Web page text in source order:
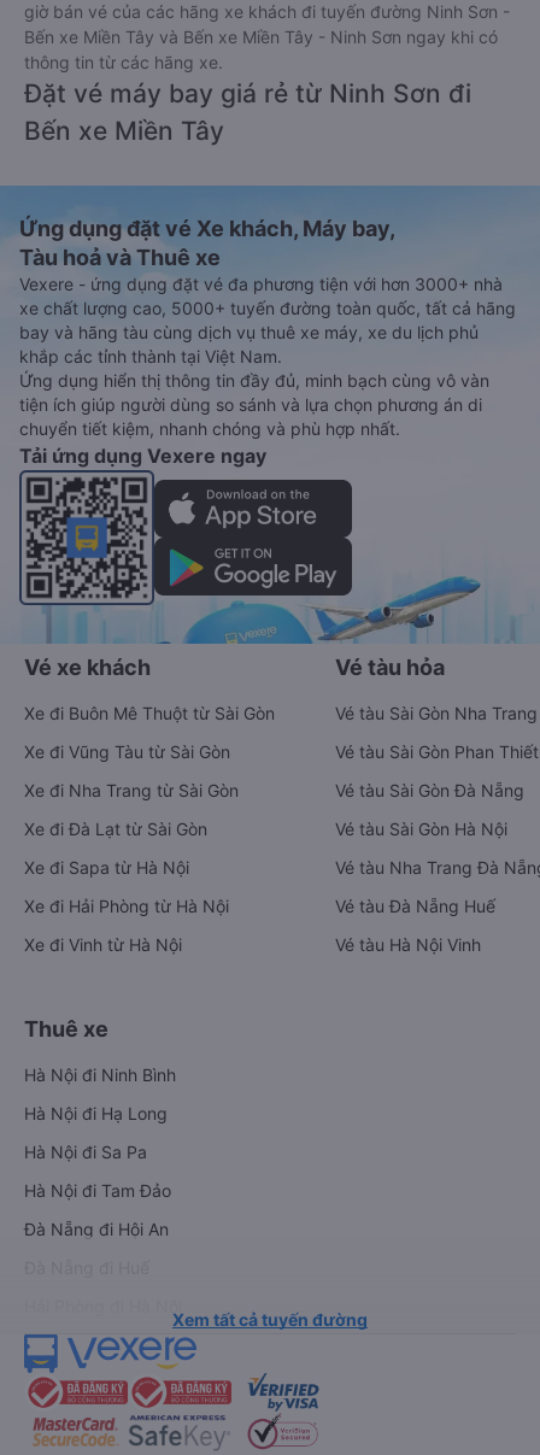
giờ bán vé của các hãng xe khách đi tuyến đường Ninh Sơn -
Bến xe Miền Tây và Bến xe Miền Tây - Ninh Sơn ngay khi có
thông tin từ các hãng xe.
Đặt vé máy bay giá rẻ từ Ninh Sơn đi
Bến xe Miền Tây
Ứng dụng đặt vé Xe khách, Máy bay,
Tàu hoả và Thuê xe
Vexere - ứng dụng đặt vé đa phương tiện với hơn 3000+ nhà
xe chất lượng cao, 5000+ tuyến đường toàn quốc, tất cả hãng
bay và hãng tàu cùng dịch vụ thuê xe máy, xe du lịch phủ
khắp các tỉnh thành tại Việt Nam.
Ứng dụng hiển thị thông tin đầy đủ, minh bạch cùng vô vàn
tiện ích giúp người dùng so sánh và lựa chọn phương án di
chuyển tiết kiệm, nhanh chóng và phù hợp nhất.
Tải ứng dụng Vexere ngay
Vé xe khách
Xe đi Buôn Mê Thuột từ Sài Gòn
Xe đi Vũng Tàu từ Sài Gòn
Xe đi Nha Trang từ Sài Gòn
Xe đi Đà Lạt từ Sài Gòn
Xe đi Sapa từ Hà Nội
Xe đi Hải Phòng từ Hà Nội
Xe đi Vinh từ Hà Nội
Vé tàu hỏa
Vé tàu Sài Gòn Nha Trang
Vé tàu Sài Gòn Phan Thiết
Vé tàu Sài Gòn Đà Nẵng
Vé tàu Sài Gòn Hà Nội
Vé tàu Nha Trang Đà
Vé tàu Đà Nẵng Huế
Vé tàu Hà Nội Vinh
Thuê xe
Hà Nội đi Ninh Bình
Hà Nội đi Hạ Long
Hà Nội đi Sa Pa
Hà Nội đi Tam Đảo
Đà Nẵng đi Hội An
Xem tất cả tuyến đường